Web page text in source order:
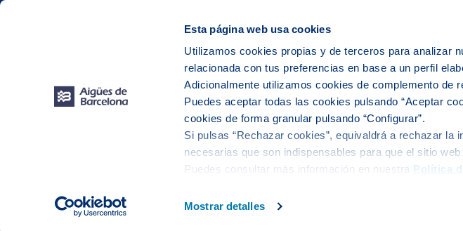
Esta página web usa cookies
Utilizamos cookies propias y de terceros para analizar
relacionada con tus preferencias en base a un perfil
Adicionalmente utilizamos cookies de complemento de
Puedes aceptar todas las cookies pulsando “Aceptar
cookies de forma granular pulsando “Configurar”.
Si pulsas “Rechazar cookies”, equivaldrá a rechazar la
necesarias que son indispensables para que el sitio
Puedes consultar más información en nuestra Política
Mostrar detalles
Tu servicio del agua
Encuentra tu oficina más cercana